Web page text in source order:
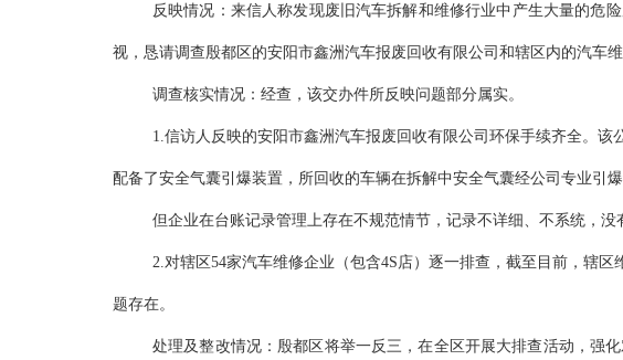
反映情况：来信人称发现废旧汽车拆解和维修行业中产生大量的危
视，恳请调查殷都区的安阳市鑫洲汽车报废回收有限公司和辖区内的汽车维
调查核实情况：经查，该交办件所反映问题部分属实。
1.信访人反映的安阳市鑫洲汽车报废回收有限公司环保手续齐全。
配备了安全气囊引爆装置，所回收的车辆在拆解中安全气囊经公司专业引
但企业在台账记录管理上存在不规范情节，记录不详细、不系统，没
2.对辖区54家汽车维修企业（包含4S店）逐一排查，截至目前，辖
题存在。
处理及整改情况：殷都区将举一反三，在全区开展大排查活动，强